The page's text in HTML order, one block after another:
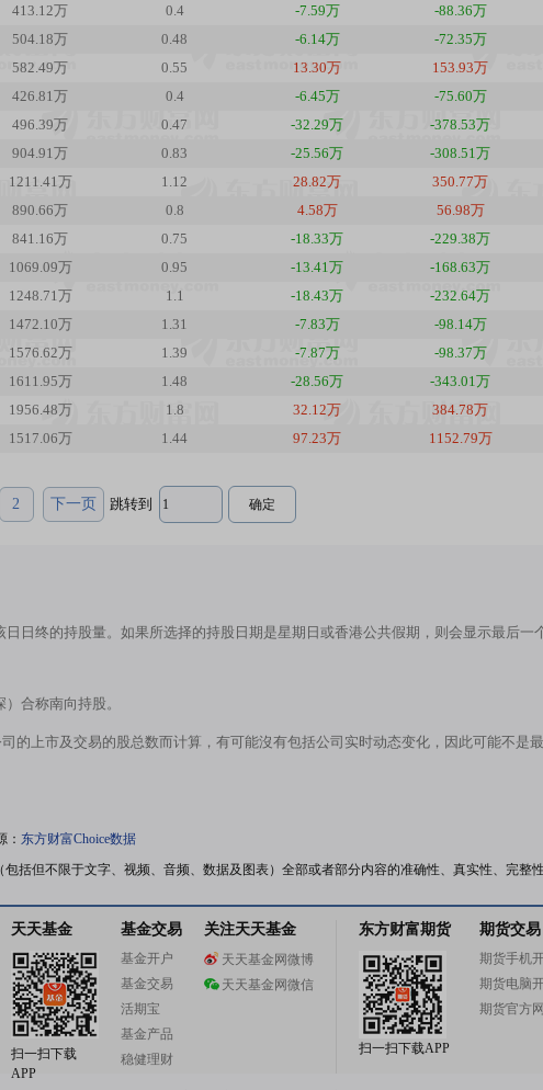
413.12万 0.4 -7.59万 -88.36万
504.18万 0.48 -6.14万 -72.35万
582.49万 0.55 13.30万 153.93万
426.81万 0.4 -6.45万 -75.60万
496.39万 0.47 -32.29万 -378.53万
904.91万 0.83 -25.56万 -308.51万
1211.41万 1.12 28.82万 350.77万
890.66万 0.8 4.58万 56.98万
841.16万 0.75 -18.33万 -229.38万
1069.09万 0.95 -13.41万 -168.63万
1248.71万 1.1 -18.43万 -232.64万
1472.10万 1.31 -7.83万 -98.14万
1576.62万 1.39 -7.87万 -98.37万
1611.95万 1.48 -28.56万 -343.01万
1956.48万 1.8 32.12万 384.78万
1517.06万 1.44 97.23万 1152.79万
2 下一页 跳转到
日终的持股量。如果所选择的持股日期是星期日或香港公共假期，则会显示最后一
合称南向持股。
的上市及交易的股总数而计算，有可能沒有包括公司实时动态变化，因此可能不是
： 东方财富Choice数据
括但不限于文字、视频、音频、数据及图表）全部或者部分内容的准确性、真实性、完整
天天基金
扫一扫下载
APP
基金交易
基金开户
基金交易
活期宝
基金产品
稳健理财
关注天天基金
天天基金网微博
天天基金网微信
东方财富期货
扫一扫下载APP
期货交易
期货手机
期货电脑
期货官方